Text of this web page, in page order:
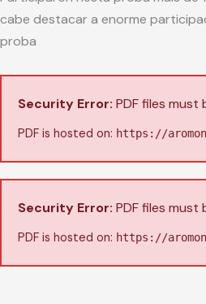
cabe destacar a enorme
proba
Security Error: PDF files
PDF is hosted on: https://
Security Error: PDF files
PDF is hosted on: https://